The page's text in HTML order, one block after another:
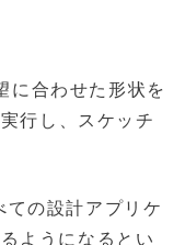
に合わせた形状を
行し、スケッチ
ての設計アプリケ
ようになるとい